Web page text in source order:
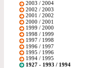
2003 / 2004
2002 / 2003
2001 / 2002
2000 / 2001
1999 / 2000
1998 / 1999
1997 / 1998
1996 / 1997
1995 / 1996
1994 / 1995
1927 - 1993 / 1994